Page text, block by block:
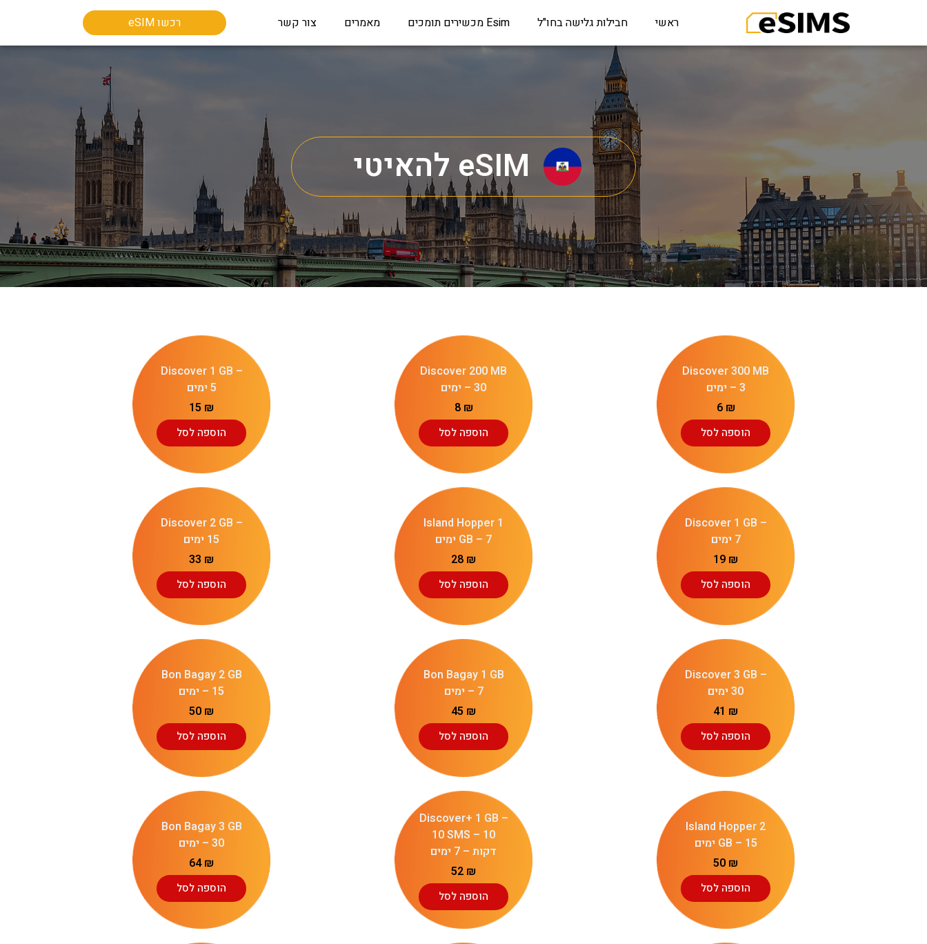
ראשי חבילות גלישה בחו"ל Esim מכשירים תומכים מאמרים צור קשר רכשו eSIM
eSIM להאיטי
Discover 300 MB
– 3 ימים
6 ₪
הוספה לסל
Discover 200 MB
– 30 ימים
8 ₪
הוספה לסל
Discover 1 GB –
5 ימים
15 ₪
הוספה לסל
Discover 1 GB –
7 ימים
19 ₪
הוספה לסל
Island Hopper 1
GB – 7 ימים
28 ₪
הוספה לסל
Discover 2 GB –
15 ימים
33 ₪
הוספה לסל
Discover 3 GB –
30 ימים
41 ₪
הוספה לסל
Bon Bagay 1 GB
– 7 ימים
45 ₪
הוספה לסל
Bon Bagay 2 GB
– 15 ימים
50 ₪
הוספה לסל
Island Hopper 2
GB – 15 ימים
50 ₪
הוספה לסל
Discover+ 1 GB –
10 SMS – 10
דקות – 7 ימים
52 ₪
הוספה לסל
Bon Bagay 3 GB
– 30 ימים
64₪
הוספה לסל